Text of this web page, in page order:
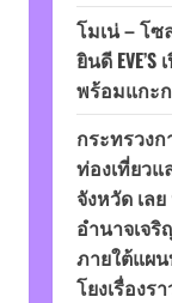
โมเน่ – โ
ยินดี
พร้อมแกะ
กระทรวง
ท่องเที่ยว
จังหวัด เล
อำนาจเจ
ภายใต้แผ
โยงเรื่องร